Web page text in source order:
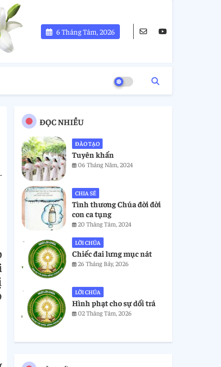
6 Tháng Tám, 2026
ĐỌC NHIỀU
ĐÀO TẠO
Tuyên khấn
06 Tháng Năm, 2024
CHIA SẺ
Tình thương Chúa đời đời
con ca tụng
20 Tháng Tám, 2024
LỜI CHÚA
Chiếc đai lưng mục nát
26 Tháng Bảy, 2026
LỜI CHÚA
Hình phạt cho sự dối trá
02 Tháng Tám, 2026